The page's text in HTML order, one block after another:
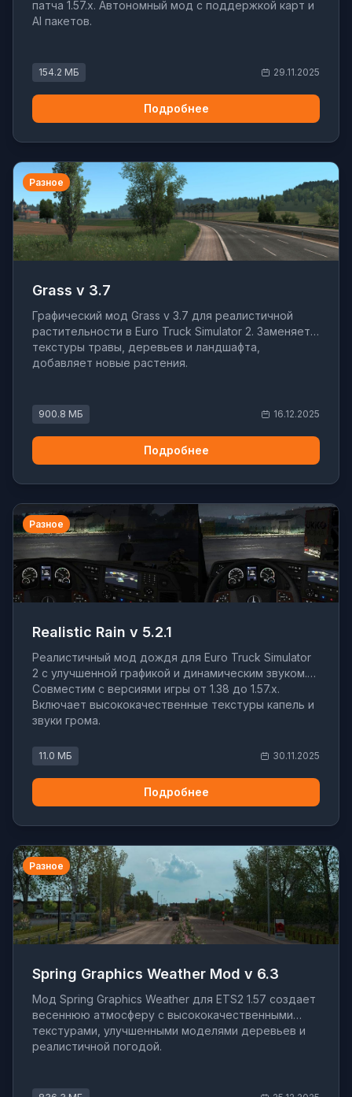
патча 1.57.x. Автономный мод с поддержкой карт и
AI пакетов.
154.2 МБ 29.11.2025
Подробнее
Разное
Grass v 3.7
Графический мод Grass v 3.7 для реалистичной
растительности в Euro Truck Simulator 2. Заменяет
текстуры травы, деревьев и ландшафта,
добавляет новые растения.
900.8 МБ 16.12.2025
Подробнее
Разное
Realistic Rain v 5.2.1
Реалистичный мод дождя для Euro Truck Simulator
2 с улучшенной графикой и динамическим звуком.
Совместим с версиями игры от 1.38 до 1.57.x.
Включает высококачественные текстуры капель и
звуки грома.
11.0 МБ 30.11.2025
Подробнее
Разное
Spring Graphics Weather Mod v 6.3
Мод Spring Graphics Weather для ETS2 1.57 создает
весеннюю атмосферу с высококачественными
текстурами, улучшенными моделями деревьев и
реалистичной погодой.